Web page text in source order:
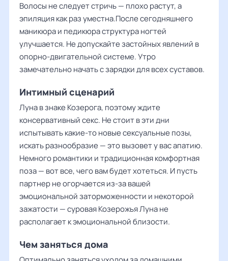
Волосы не следует стричь — плохо растут, а
эпиляция как раз уместна.После сегодняшнего
маникюра и педикюра структура ногтей
улучшается. Не допускайте застойных явлений в
опорно-двигательной системе. Утро
замечательно начать с зарядки для всех суставов.
Интимный сценарий
Луна в знаке Козерога, поэтому ждите
консервативный секс. Не стоит в эти дни
испытывать какие-то новые сексуальные позы,
искать разнообразие — это вызовет у вас апатию.
Немного романтики и традиционная комфортная
поза — вот все, чего вам будет хотеться. И пусть
партнер не огорчается из-за вашей
эмоциональной заторможенности и некоторой
зажатости — суровая Козерожья Луна не
располагает к эмоциональной близости.
Чем заняться дома